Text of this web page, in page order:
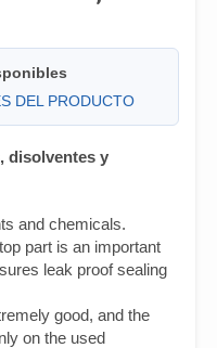
DEL PRODUCTO
disolventes y
and chemicals.
part is an important
leak proof sealing
good, and the
on the used